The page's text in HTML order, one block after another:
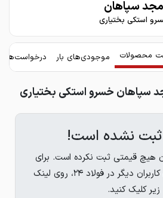
مجد سپاهان
استکی بختیاری
محصولات موجودی‌های بار
خسرو استکی بختیاری
ثبت نشده است!
هیچ قیمتی ثبت نکرده است. برای
مشاهده قیمت های کاربران دیگر در فولاد ۲۴، روی لینک
زیر کلیک کنید.